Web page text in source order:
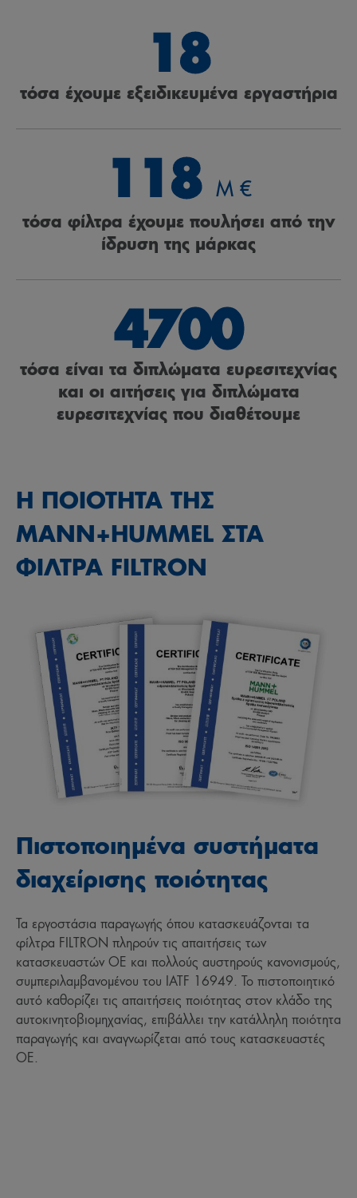
18
τόσα έχουμε εξειδικευμένα εργαστήρια
118 M €
τόσα φίλτρα έχουμε πουλήσει από την
ίδρυση της μάρκας
4700
τόσα είναι τα διπλώματα ευρεσιτεχνίας
και οι αιτήσεις για διπλώματα
ευρεσιτεχνίας που διαθέτουμε
Η ΠΟΙΟΤΗΤΑ ΤΗΣ
MANN+HUMMEL ΣΤΑ
ΦΙΛΤΡΑ FILTRON
Πιστοποιημένα συστήματα
διαχείρισης ποιότητας
Τα εργοστάσια παραγωγής όπου κατασκευάζονται τα
φίλτρα FILTRON πληρούν τις απαιτήσεις των
κατασκευαστών ΟΕ και πολλούς αυστηρούς κανονισμούς,
συμπεριλαμβανομένου του IATF 16949. Το πιστοποιητικό
αυτό καθορίζει τις απαιτήσεις ποιότητας στον κλάδο της
αυτοκινητοβιομηχανίας, επιβάλλει την κατάλληλη ποιότητα
παραγωγής και αναγνωρίζεται από τους κατασκευαστές
ΟΕ.